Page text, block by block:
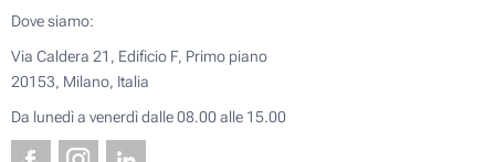
Dove siamo:
Via Caldera 21, Edificio F, Primo piano
20153, Milano, Italia
Da lunedì a venerdì dalle 08.00 alle 15.00